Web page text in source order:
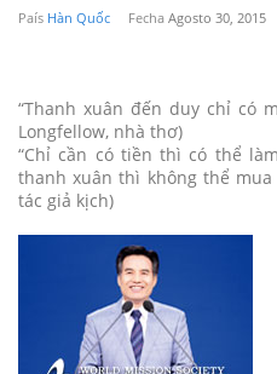
País Hàn Quốc Fecha Agosto 30, 2015
“Thanh xuân đến duy chỉ có
Longfellow, nhà thơ)
“Chỉ cần có tiền thì có thể
thanh xuân thì không thể mua
tác giả kịch)